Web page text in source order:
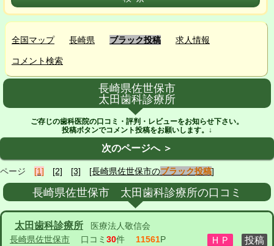
全国マップ 長崎県 ブラック投稿 求人情報
コメント検索
長崎県佐世保市
太田歯科診療所
ご存じの歯科医院の口コミ・評判・レビューをお知らせ下さい。
投稿ボタンでコメント投稿をお願いします。↓
次のページへ ＞
ページ [1] [2] [3] [長崎県佐世保市のブラック投稿]
長崎県佐世保市 太田歯科診療所の口コミ
太田歯科診療所
医療法人敬信会
長崎県佐世保市 口コミ 30件 11561P